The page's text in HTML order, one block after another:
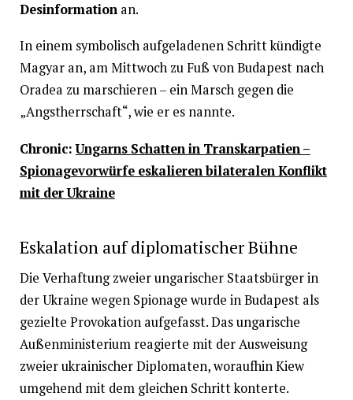
Desinformationan.
In einem symbolisch aufgeladenen Schritt kündigte
Magyar an, am Mittwoch zu Fuß von Budapest nach
Oradea zu marschieren – ein Marsch gegen die
„Angstherrschaft“, wie er es nannte.
Chronic: Ungarns Schatten in Transkarpatien –
Spionagevorwürfe eskalieren bilateralen Konflikt
mit der Ukraine
Eskalation auf diplomatischer Bühne
Die Verhaftung zweier ungarischer Staatsbürger in
der Ukraine wegen Spionage wurde in Budapest als
gezielte Provokation aufgefasst. Das ungarische
Außenministerium reagierte mit der Ausweisung
zweier ukrainischer Diplomaten, woraufhin Kiew
umgehend mit dem gleichen Schritt konterte.